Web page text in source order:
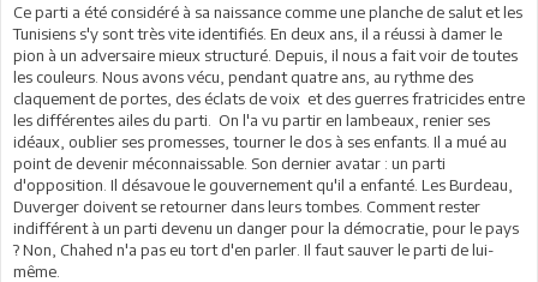
Ce parti a été considéré à sa naissance comme une planche de salut et les
Tunisiens s'y sont très vite identifiés. En deux ans, il a réussi à damer le
pion à un adversaire mieux structuré. Depuis, il nous a fait voir de toutes
les couleurs. Nous avons vécu, pendant quatre ans, au rythme des
claquement de portes, des éclats de voix et des guerres fratricides entre
les différentes ailes du parti. On l'a vu partir en lambeaux, renier ses
idéaux, oublier ses promesses, tourner le dos à ses enfants. Il a mué au
point de devenir méconnaissable. Son dernier avatar : un parti
d'opposition. Il désavoue le gouvernement qu'il a enfanté. Les Burdeau,
Duverger doivent se retourner dans leurs tombes. Comment rester
indifférent à un parti devenu un danger pour la démocratie, pour le pays
? Non, Chahed n'a pas eu tort d'en parler. Il faut sauver le parti de lui-
même.